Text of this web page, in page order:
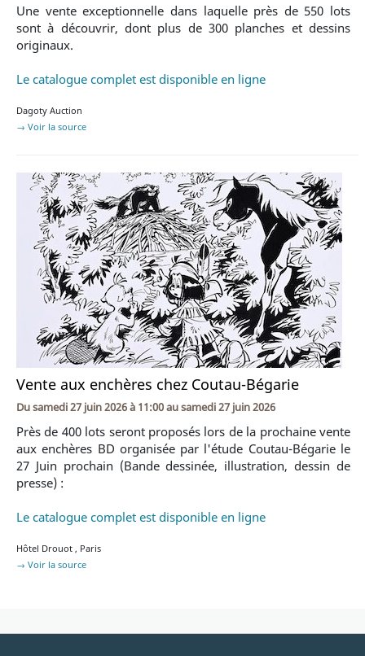
Une vente exceptionnelle dans laquelle près de 550 lots
sont à découvrir, dont plus de 300 planches et dessins
originaux.
Le catalogue complet est disponible en ligne
Dagoty Auction
→ Voir la source
Vente aux enchères chez Coutau-Bégarie
Dusamedi 27 juin 2026 à 11:00ausamedi 27 juin 2026
Près de 400 lots seront proposés lors de la prochaine vente
aux enchères BD organisée par l'étude Coutau-Bégarie le
27 Juin prochain (Bande dessinée, illustration, dessin de
presse) :
Le catalogue complet est disponible en ligne
Hôtel Drouot , Paris
→ Voir la source